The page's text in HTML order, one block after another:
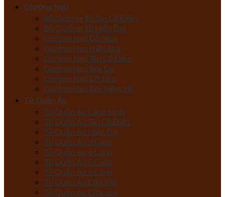
Giường Ngủ
Bộ Giường Tủ Tân Cổ Điển
Bộ Giường Tủ Hiện Đại
Giường Ngủ Gỗ Mun
Giường Ngủ Hiện Đại
Giường Ngủ Tân Cổ Điển
Giường Ngủ Bọc Da
Giường Ngủ Cỡ Lớn
Giường Ngủ Bọc Nệm, Nỉ
Tủ Quần Áo
Tủ Quần Áo Cánh Kính
Tủ Quần Áo Tân Cổ Điển
Tủ Quần Áo Hiện Đại
Tủ Quần Áo 3 Cánh
Tủ Quần Áo 4 Cánh
Tủ Quần Áo 5 Cánh
Tủ Quần Áo 6 Cánh
Tủ Quần Áo Cửa Mở
Tủ Quần Áo Cửa Lùa